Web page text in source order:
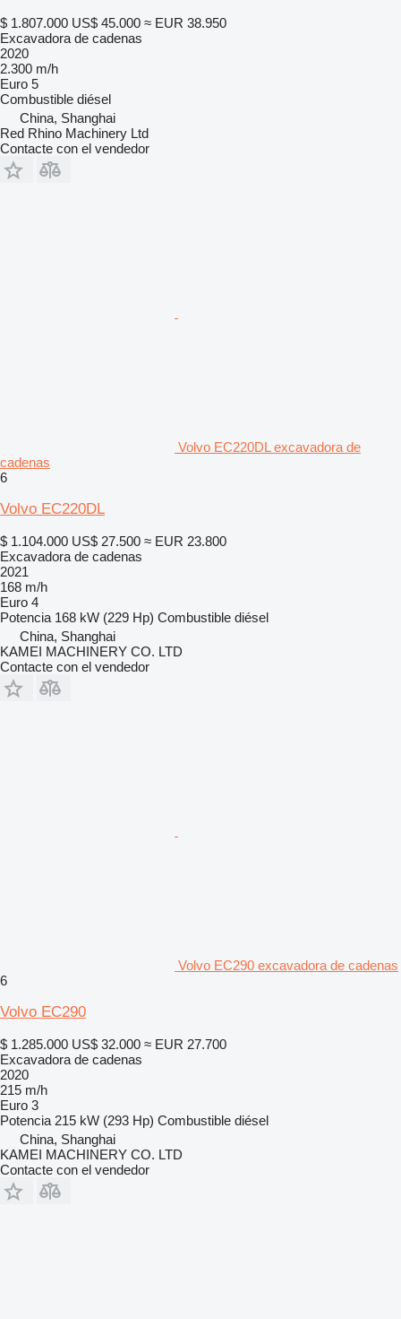
$ 1.807.000 US$ 45.000 ≈ EUR 38.950
Excavadora de cadenas
2020
2.300 m/h
Euro 5
Combustible diésel
China, Shanghai
Red Rhino Machinery Ltd
Contacte con el vendedor
Volvo EC220DL excavadora de
cadenas
6
Volvo EC220DL
$ 1.104.000 US$ 27.500 ≈ EUR 23.800
Excavadora de cadenas
2021
168 m/h
Euro 4
Potencia 168 kW (229 Hp) Combustible diésel
China, Shanghai
KAMEI MACHINERY CO. LTD
Contacte con el vendedor
Volvo EC290 excavadora de cadenas
6
Volvo EC290
$ 1.285.000 US$ 32.000 ≈ EUR 27.700
Excavadora de cadenas
2020
215 m/h
Euro 3
Potencia 215 kW (293 Hp) Combustible diésel
China, Shanghai
KAMEI MACHINERY CO. LTD
Contacte con el vendedor